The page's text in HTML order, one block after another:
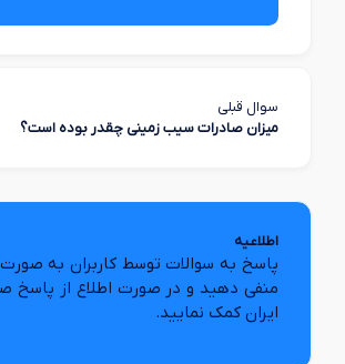
سوال قبلی
میزان صادرات سیب زمینی چقدر بوده است؟
اطلاعیه
پاسخ به سوالات توسط کاربران به
منفی دهید و در صورت اطلاع از پاسخ
ایران کمک نمایید.